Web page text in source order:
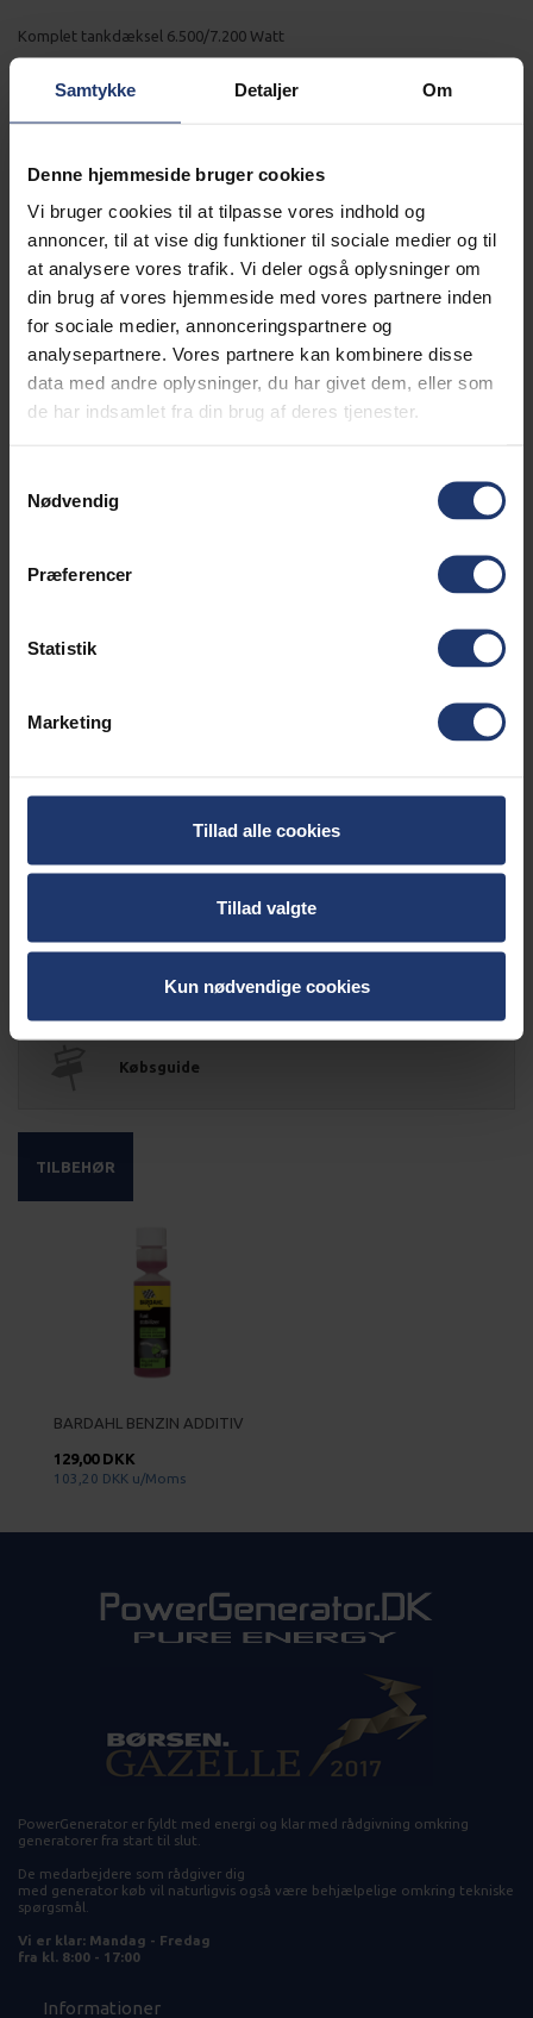
Samtykke Detaljer Om
Denne hjemmeside bruger cookies
Vi bruger cookies til at tilpasse vores indhold og
annoncer, til at vise dig funktioner til sociale medier og til
at analysere vores trafik. Vi deler også oplysninger om
din brug af vores hjemmeside med vores partnere inden
for sociale medier, annonceringspartnere og
analysepartnere. Vores partnere kan kombinere disse
data med andre oplysninger, du har givet dem, eller som
de har indsamlet fra din brug af deres tjenester.
Nødvendig
Præferencer
Statistik
Marketing
Tillad alle cookies
Tillad valgte
Kun nødvendige cookies
Komplet tankdæksel 6.500/7.200 Watt
Alle Generatorer leveres gratis
Læs mere
Generator altid klargjort
Kabel kalkulator
Købsguide
TILBEHØR
BARDAHL BENZIN ADDITIV
129,00 DKK
103,20 DKK u/Moms
PowerGenerator er fyldt med energi og klar med rådgivning omkring
generatorer fra start til slut.
De medarbejdere som rådgiver dig
med generator køb vil naturligvis også være behjælpelige omkring tekniske
spørgsmål.
Vi er klar: Mandag - Fredag
fra kl. 8:00 - 17:00
Informationer